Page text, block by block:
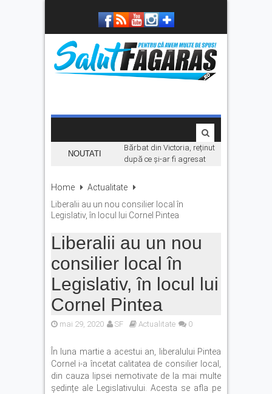
NOUTATI
Bărbat din Victoria, reținut
după ce și-ar fi agresat
Se fac angajări pe șantierul
Makyol DJ104B. Ce se
La Făgăraș, lumina
rămâne aprinsă datorită
investițiilor în energie.
„Economisim deja de ani de
zile”
Autoturism căzut în râul Olt,
reușit să iasă din mașină
în județul Brașov. ISU: „Nu
lăsați copiii sau animalele
în mașină”
Home
Actualitate
Liberalii au un nou consilier local în
Legislativ, în locul lui Cornel Pintea
Liberalii au un nou
consilier local în
Legislativ, în locul lui
Cornel Pintea
mai 29, 2020 SF Actualitate 0
În luna martie a acestui an, liberalului Pintea
Cornel i-a încetat calitatea de consilier local,
din cauza lipsei nemotivate de la mai multe
ședințe ale Legislativului. Acesta se afla pe